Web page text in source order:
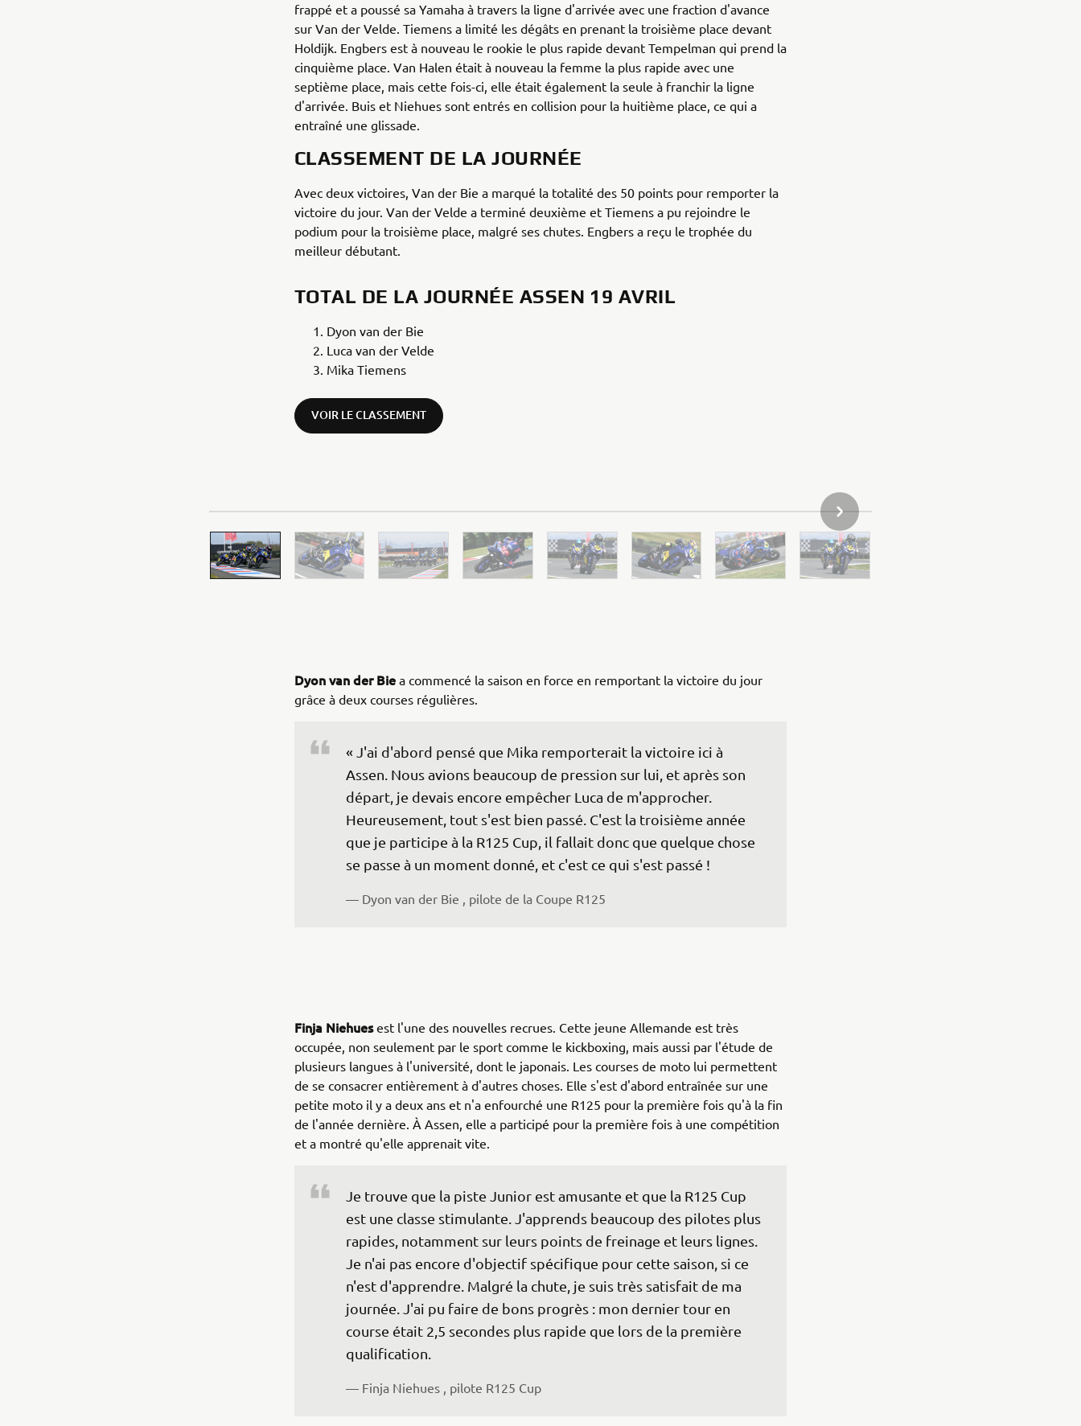
frappé et a poussé sa Yamaha à travers la ligne d'arrivée avec une fraction d'avance
sur Van der Velde. Tiemens a limité les dégâts en prenant la troisième place devant
Holdijk. Engbers est à nouveau le rookie le plus rapide devant Tempelman qui prend la
cinquième place. Van Halen était à nouveau la femme la plus rapide avec une
septième place, mais cette fois-ci, elle était également la seule à franchir la ligne
d'arrivée. Buis et Niehues sont entrés en collision pour la huitième place, ce qui a
entraîné une glissade.
CLASSEMENT DE LA JOURNÉE
Avec deux victoires, Van der Bie a marqué la totalité des 50 points pour remporter la
victoire du jour. Van der Velde a terminé deuxième et Tiemens a pu rejoindre le
podium pour la troisième place, malgré ses chutes. Engbers a reçu le trophée du
meilleur débutant.
TOTAL DE LA JOURNÉE ASSEN 19 AVRIL
Dyon van der Bie
Luca van der Velde
Mika Tiemens
VOIR LE CLASSEMENT
ARTICLE DE LA GALERIE SUIVANT
Dyon van der Bie a commencé la saison en force en remportant la victoire du jour
grâce à deux courses régulières.
« J'ai d'abord pensé que Mika remporterait la victoire ici à
Assen. Nous avions beaucoup de pression sur lui, et après son
départ, je devais encore empêcher Luca de m'approcher.
Heureusement, tout s'est bien passé. C'est la troisième année
que je participe à la R125 Cup, il fallait donc que quelque chose
se passe à un moment donné, et c'est ce qui s'est passé !
— Dyon van der Bie , pilote de la Coupe R125
Finja Niehuesest l'une des nouvelles recrues. Cette jeune Allemande est très
occupée, non seulement par le sport comme le kickboxing, mais aussi par l'étude de
plusieurs langues à l'université, dont le japonais. Les courses de moto lui permettent
de se consacrer entièrement à d'autres choses. Elle s'est d'abord entraînée sur une
petite moto il y a deux ans et n'a enfourché une R125 pour la première fois qu'à la fin
de l'année dernière. À Assen, elle a participé pour la première fois à une compétition
et a montré qu'elle apprenait vite.
Je trouve que la piste Junior est amusante et que la R125 Cup
est une classe stimulante. J'apprends beaucoup des pilotes plus
rapides, notamment sur leurs points de freinage et leurs lignes.
Je n'ai pas encore d'objectif spécifique pour cette saison, si ce
n'est d'apprendre. Malgré la chute, je suis très satisfait de ma
journée. J'ai pu faire de bons progrès : mon dernier tour en
course était 2,5 secondes plus rapide que lors de la première
qualification.
— Finja Niehues , pilote R125 Cup